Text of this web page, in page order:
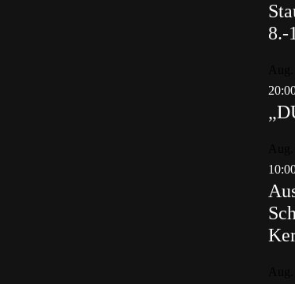
8.-